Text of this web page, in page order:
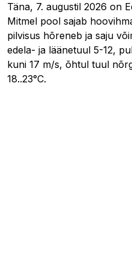
Täna, 7. augustil 2026 on
Mitmel pool sajab
pilvisus hõreneb ja saju
edela- ja läänetuul 5-12,
kuni 17 m/s, õhtul tuul
18..23°C.